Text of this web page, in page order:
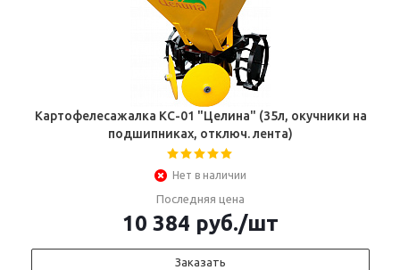
Картофелесажалка КС-01 "Целина" (35л, окучники на
подшипниках, отключ. лента)
Нет в наличии
Последняя цена
10 384 руб./шт
Заказать